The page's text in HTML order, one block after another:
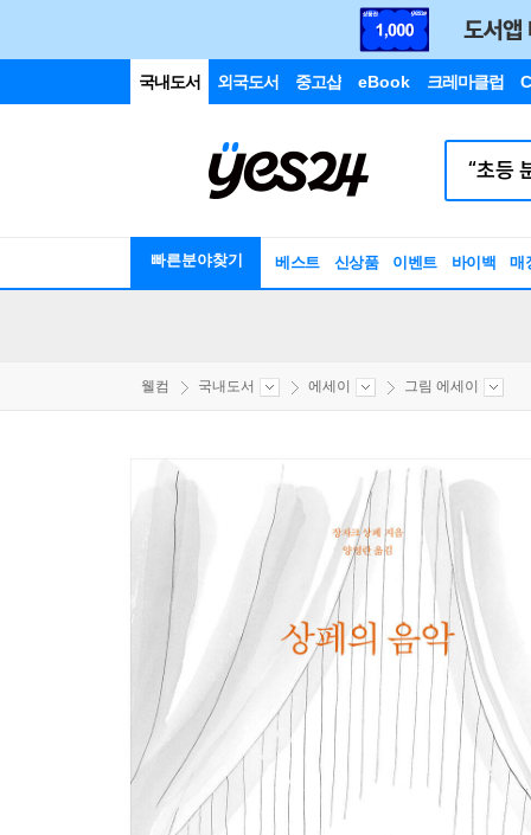
국내도서 외국도서 중고샵 eBook 크레마클럽
빠른분야찾기 베스트 신상품 이벤트 바이백 매
웰컴 국내도서 에세이 그림 에세이